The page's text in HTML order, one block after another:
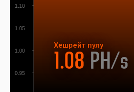
Хешрейт пулу
1.08 PH/s
0.95
1.00
1.05
1.10